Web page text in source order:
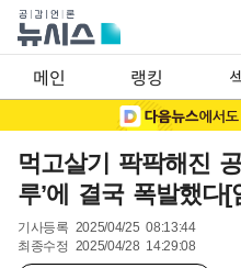
메인 랭킹
먹고살기 팍팍해진
루’에 결국 폭발했
기사등록 2025/04/25 08:13:44
최종수정 2025/04/28 14:29:08